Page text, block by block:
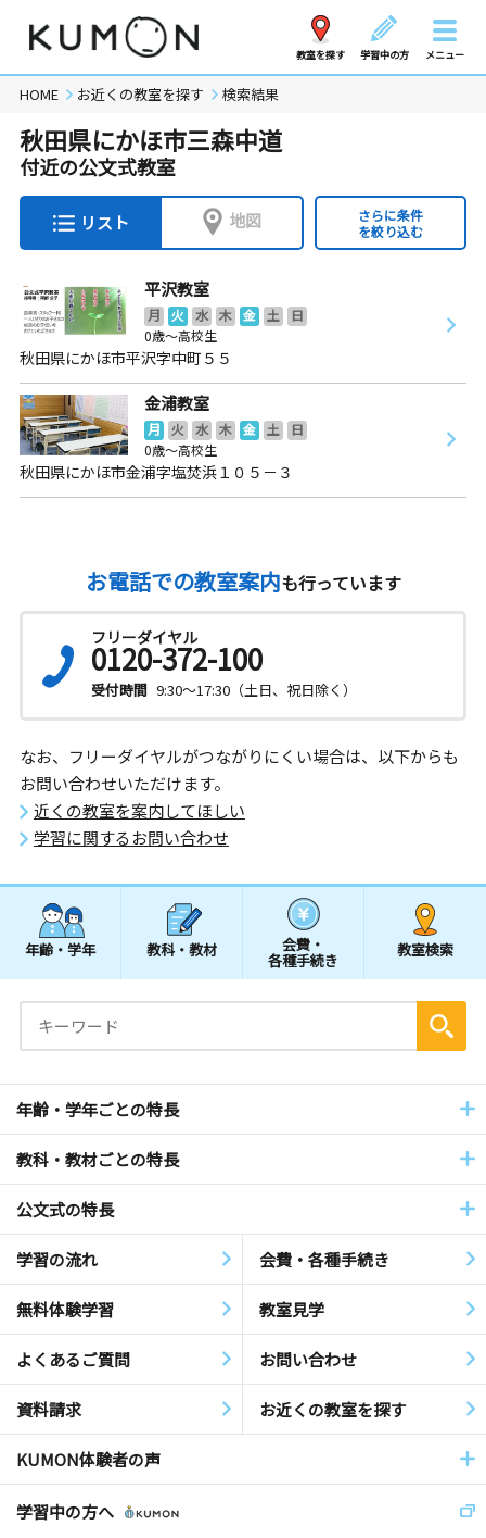
教室を探す 学習中の方 メニュー
HOME お近くの教室を探す 検索結果
秋田県にかほ市三森中道
付近の公文式教室
リスト 地図
さらに条件
を絞り込む
平沢教室
月 火 水 木 金 土
日
0歳～高校生
秋田県にかほ市平沢字中町５５
金浦教室
月 火 水 木 金 土
日
0歳～高校生
秋田県にかほ市金浦字塩焚浜１０５－３
お電話での教室案内も行っています
フリーダイヤル
0120-372-100
受付時間 9:30～17:30（土日、祝日除く）
なお、フリーダイヤルがつながりにくい場合は、以下からも
お問い合わせいただけます。
近くの教室を案内してほしい
学習に関するお問い合わせ
年齢・学年 教科・教材 会費・
各種手続き
教室検索
年齢・学年ごとの特長
教科・教材ごとの特長
公文式の特長
学習の流れ 会費・各種手続き
無料体験学習 教室見学
よくあるご質問 お問い合わせ
資料請求 お近くの教室を探す
KUMON体験者の声
学習中の方へ